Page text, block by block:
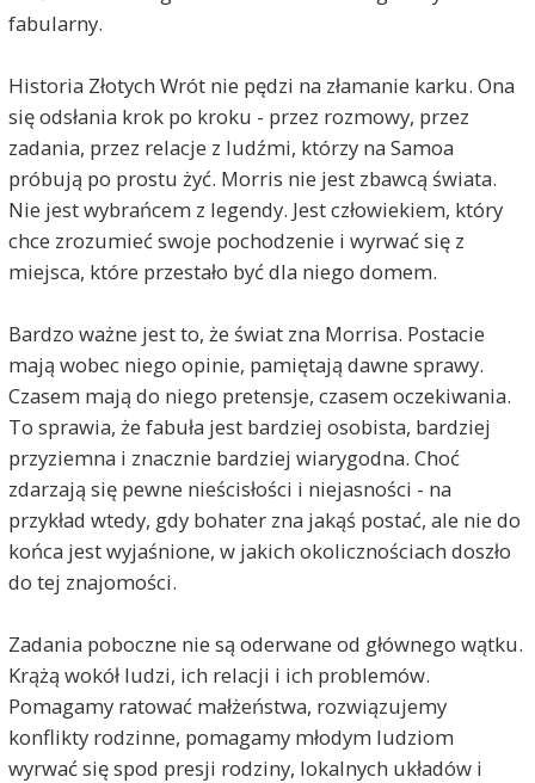
fabularny.
Historia Złotych Wrót nie pędzi na złamanie karku. Ona
się odsłania krok po kroku - przez rozmowy, przez
zadania, przez relacje z ludźmi, którzy na Samoa
próbują po prostu żyć. Morris nie jest zbawcą świata.
Nie jest wybrańcem z legendy. Jest człowiekiem, który
chce zrozumieć swoje pochodzenie i wyrwać się z
miejsca, które przestało być dla niego domem.
Bardzo ważne jest to, że świat zna Morrisa. Postacie
mają wobec niego opinie, pamiętają dawne sprawy.
Czasem mają do niego pretensje, czasem oczekiwania.
To sprawia, że fabuła jest bardziej osobista, bardziej
przyziemna i znacznie bardziej wiarygodna. Choć
zdarzają się pewne nieścisłości i niejasności - na
przykład wtedy, gdy bohater zna jakąś postać, ale nie do
końca jest wyjaśnione, w jakich okolicznościach doszło
do tej znajomości.
Zadania poboczne nie są oderwane od głównego wątku.
Krążą wokół ludzi, ich relacji i ich problemów.
Pomagamy ratować małżeństwa, rozwiązujemy
konflikty rodzinne, pomagamy młodym ludziom
wyrwać się spod presji rodziny, lokalnych układów i